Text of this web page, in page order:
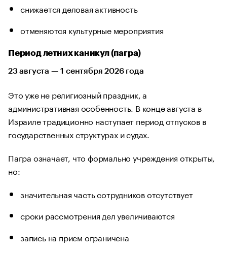
снижается деловая активность
отменяются культурные мероприятия
Период летних каникул (пагра)
23 августа — 1 сентября 2026 года
Это уже не религиозный праздник, а
административная особенность. В конце августа в
Израиле традиционно наступает период отпусков в
государственных структурах и судах.
Пагра означает, что формально учреждения открыты,
но:
значительная часть сотрудников отсутствует
сроки рассмотрения дел увеличиваются
запись на прием ограничена